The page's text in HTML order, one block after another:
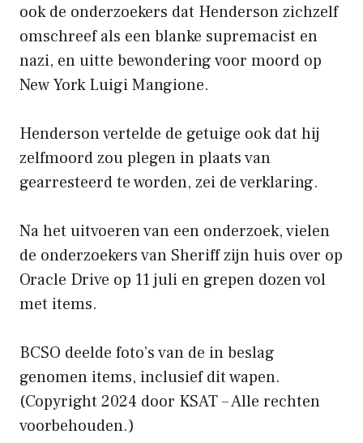
ook de onderzoekers dat Henderson zichzelf
omschreef als een blanke supremacist en
nazi, en uitte bewondering voor moord op
New York Luigi Mangione.
Henderson vertelde de getuige ook dat hij
zelfmoord zou plegen in plaats van
gearresteerd te worden, zei de verklaring.
Na het uitvoeren van een onderzoek, vielen
de onderzoekers van Sheriff zijn huis over op
Oracle Drive op 11 juli en grepen dozen vol
met items.
BCSO deelde foto’s van de in beslag
genomen items, inclusief dit wapen.
(Copyright 2024 door KSAT – Alle rechten
voorbehouden.)